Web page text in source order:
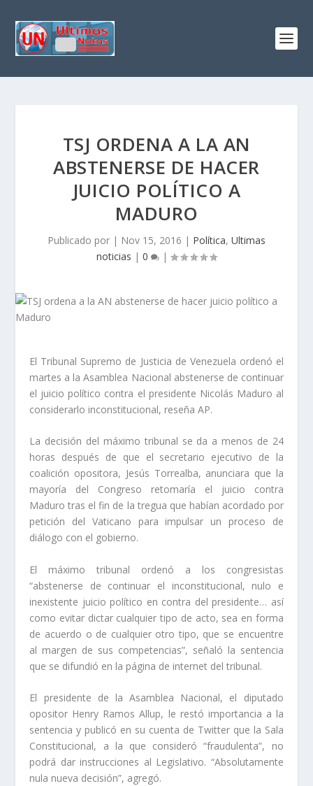
TSJ ORDENA A LA AN
ABSTENERSE DE HACER
JUICIO POLÍTICO A
MADURO
Publicado por | Nov 15, 2016 | Política, Ultimas
noticias | 0 |
El Tribunal Supremo de Justicia de Venezuela ordenó el
martes a la Asamblea Nacional abstenerse de continuar
el juicio político contra el presidente Nicolás Maduro al
considerarlo inconstitucional, reseña AP.
La decisión del máximo tribunal se da a menos de 24
horas después de que el secretario ejecutivo de la
coalición opositora, Jesús Torrealba, anunciara que la
mayoría del Congreso retomaría el juicio contra
Maduro tras el fin de la tregua que habían acordado por
petición del Vaticano para impulsar un proceso de
diálogo con el gobierno.
El máximo tribunal ordenó a los congresistas
“abstenerse de continuar el inconstitucional, nulo e
inexistente juicio político en contra del presidente… así
como evitar dictar cualquier tipo de acto, sea en forma
de acuerdo o de cualquier otro tipo, que se encuentre
al margen de sus competencias”, señaló la sentencia
que se difundió en la página de internet del tribunal.
El presidente de la Asamblea Nacional, el diputado
opositor Henry Ramos Allup, le restó importancia a la
sentencia y publicó en su cuenta de Twitter que la Sala
Constitucional, a la que consideró “fraudulenta”, no
podrá dar instrucciones al Legislativo. “Absolutamente
nula nueva decisión”, agregó.